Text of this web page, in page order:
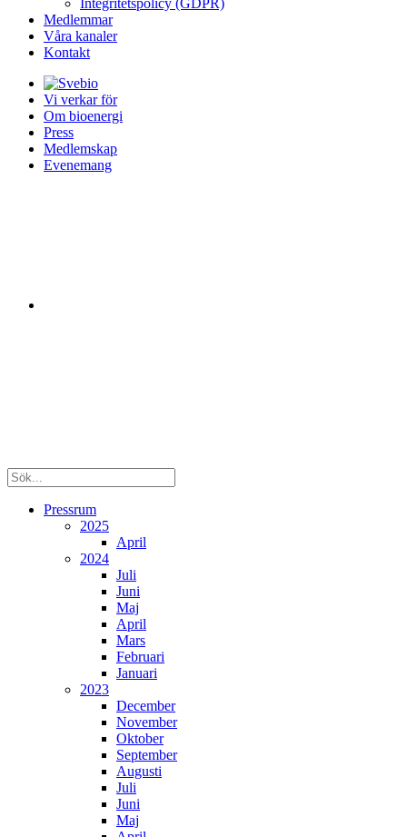
Integritetspolicy (GDPR)
Medlemmar
Våra kanaler
Kontakt
Vi verkar för
Om bioenergi
Press
Medlemskap
Evenemang
Pressrum
2025
April
2024
Juli
Juni
Maj
April
Mars
Februari
Januari
2023
December
November
Oktober
September
Augusti
Juli
Juni
Maj